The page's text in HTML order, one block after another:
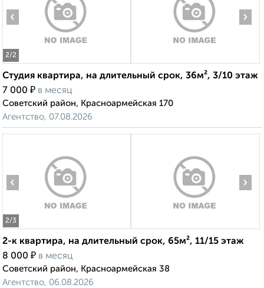
2/2
‹ ›
Студия квартира, на длительный срок, 36м², 3/10 этаж
7 000 ₽ в месяц
Советский район, Красноармейская 170
Агентство, 07.08.2026
2/3
‹ ›
2-к квартира, на длительный срок, 65м², 11/15 этаж
8 000 ₽ в месяц
Советский район, Красноармейская 38
Агентство, 06.08.2026